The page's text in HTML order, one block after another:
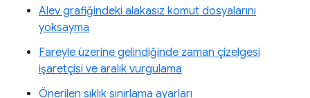
Alev grafiğindeki alakasız komut dosyalarını
yoksayma
Fareyle üzerine gelindiğinde zaman çizelgesi
işaretçisi ve aralık vurgulama
Önerilen sıklık sınırlama ayarları